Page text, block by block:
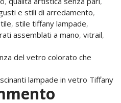
e stili di arredamento,
, stile tiffany lampade,
assemblati a mano, vitrail,
del vetro colorato che
lampade in vetro Tiffany